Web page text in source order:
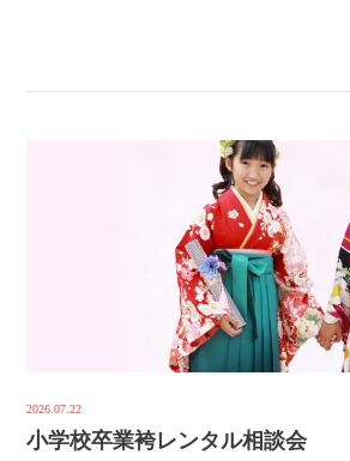
2026.07.22
小学校卒業袴レンタル相談会